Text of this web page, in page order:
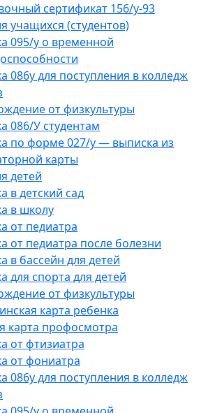
сертификат 156/у-93
учащихся (студентов)
095/у о временной
086у для поступления в колледж
от физкультуры
086/У студентам
по форме 027/у — выписка из
карты
детей
в детский сад
в школу
от педиатра
от педиатра после болезни
в бассейн для детей
для спорта для детей
от физкультуры
карта ребенка
карта профосмотра
от фтизиатра
от фониатра
086у для поступления в колледж